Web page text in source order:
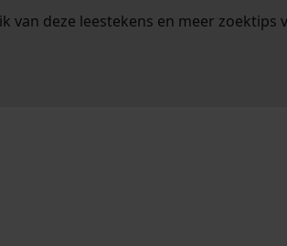
van deze leestekens en meer zoektips